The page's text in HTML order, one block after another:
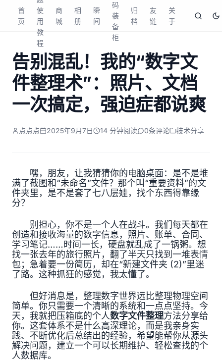
首
页
使
用
教
程
商
城
相
册
瞬
间
码
装
备
柜
归
档
友
链
关
于
告别混乱！我的“数字文
件整理术”：照片、文档
一次搞定，强迫症都说爽
点点点 2025年9月7日 14 分钟阅读 0条评论 技术分享
嘿，朋友，让我猜猜你的电脑桌面：是不是堆
满了截图和“未命名”文件？那个叫“重要资料”的文
件夹里，是不是套了七八层娃，找个东西得靠缘
分？
别担心，你不是一个人在战斗。我们每天都在
创造和接收海量的数字信息，照片、账单、合同、
学习笔记……时间一长，硬盘就乱成了一锅粥。想
找一张去年的旅行照片，翻了半天只找到一堆表情
包；急着要一份简历，却在“新建文件夹 (2)”里迷
了路。这种抓狂的感觉，我太懂了。
但好消息是，整理数字世界远比整理物理空间
简单。你只需要一个清晰的系统和一点点坚持。今
天，我就把压箱底的个人数字文件整理方法分享给
你。这套体系不是什么高深理论，而是我亲身实
践、不断优化后总结出的经验，希望能帮你从源头
解决问题，建立一个可以长期维护、轻松查找的个
人数据库。